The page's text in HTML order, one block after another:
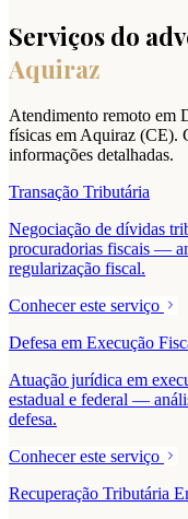
Serviços do
Aquiraz
Atendimento remoto em
físicas em Aquiraz (CE).
informações detalhadas.
Transação Tributária
Negociação de dívidas
procuradorias fiscais —
regularização fiscal.
Conhecer este serviço
Defesa em Execução
Atuação jurídica em
estadual e federal —
defesa.
Conhecer este serviço
Recuperação Tributária